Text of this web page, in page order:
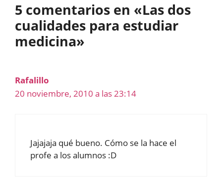
5 comentarios en «Las dos
cualidades para estudiar
medicina»
Rafalillo
20 noviembre, 2010 a las 23:14
Jajajaja qué bueno. Cómo se la hace el
profe a los alumnos :D